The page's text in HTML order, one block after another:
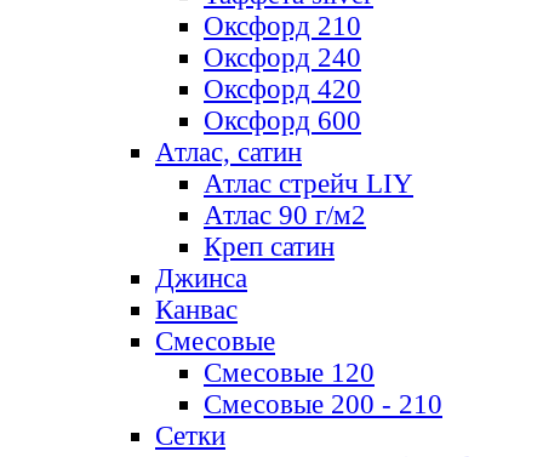
Оксфорд 210
Оксфорд 240
Оксфорд 420
Оксфорд 600
Атлас, сатин
Атлас стрейч LIY
Атлас 90 г/м2
Креп сатин
Джинса
Канвас
Смесовые
Смесовые 120
Смесовые 200 - 210
Сетки